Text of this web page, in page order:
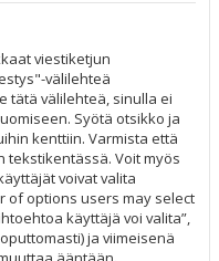
viestiketjun
välilehteä
tätä välilehteä, sinulla ei
Syötä otsikko ja
kenttiin. Varmista että
tekstikentässä. Voit myös
voivat valita
of options users may select
käyttäjä voi valita”,
ja viimeisenä